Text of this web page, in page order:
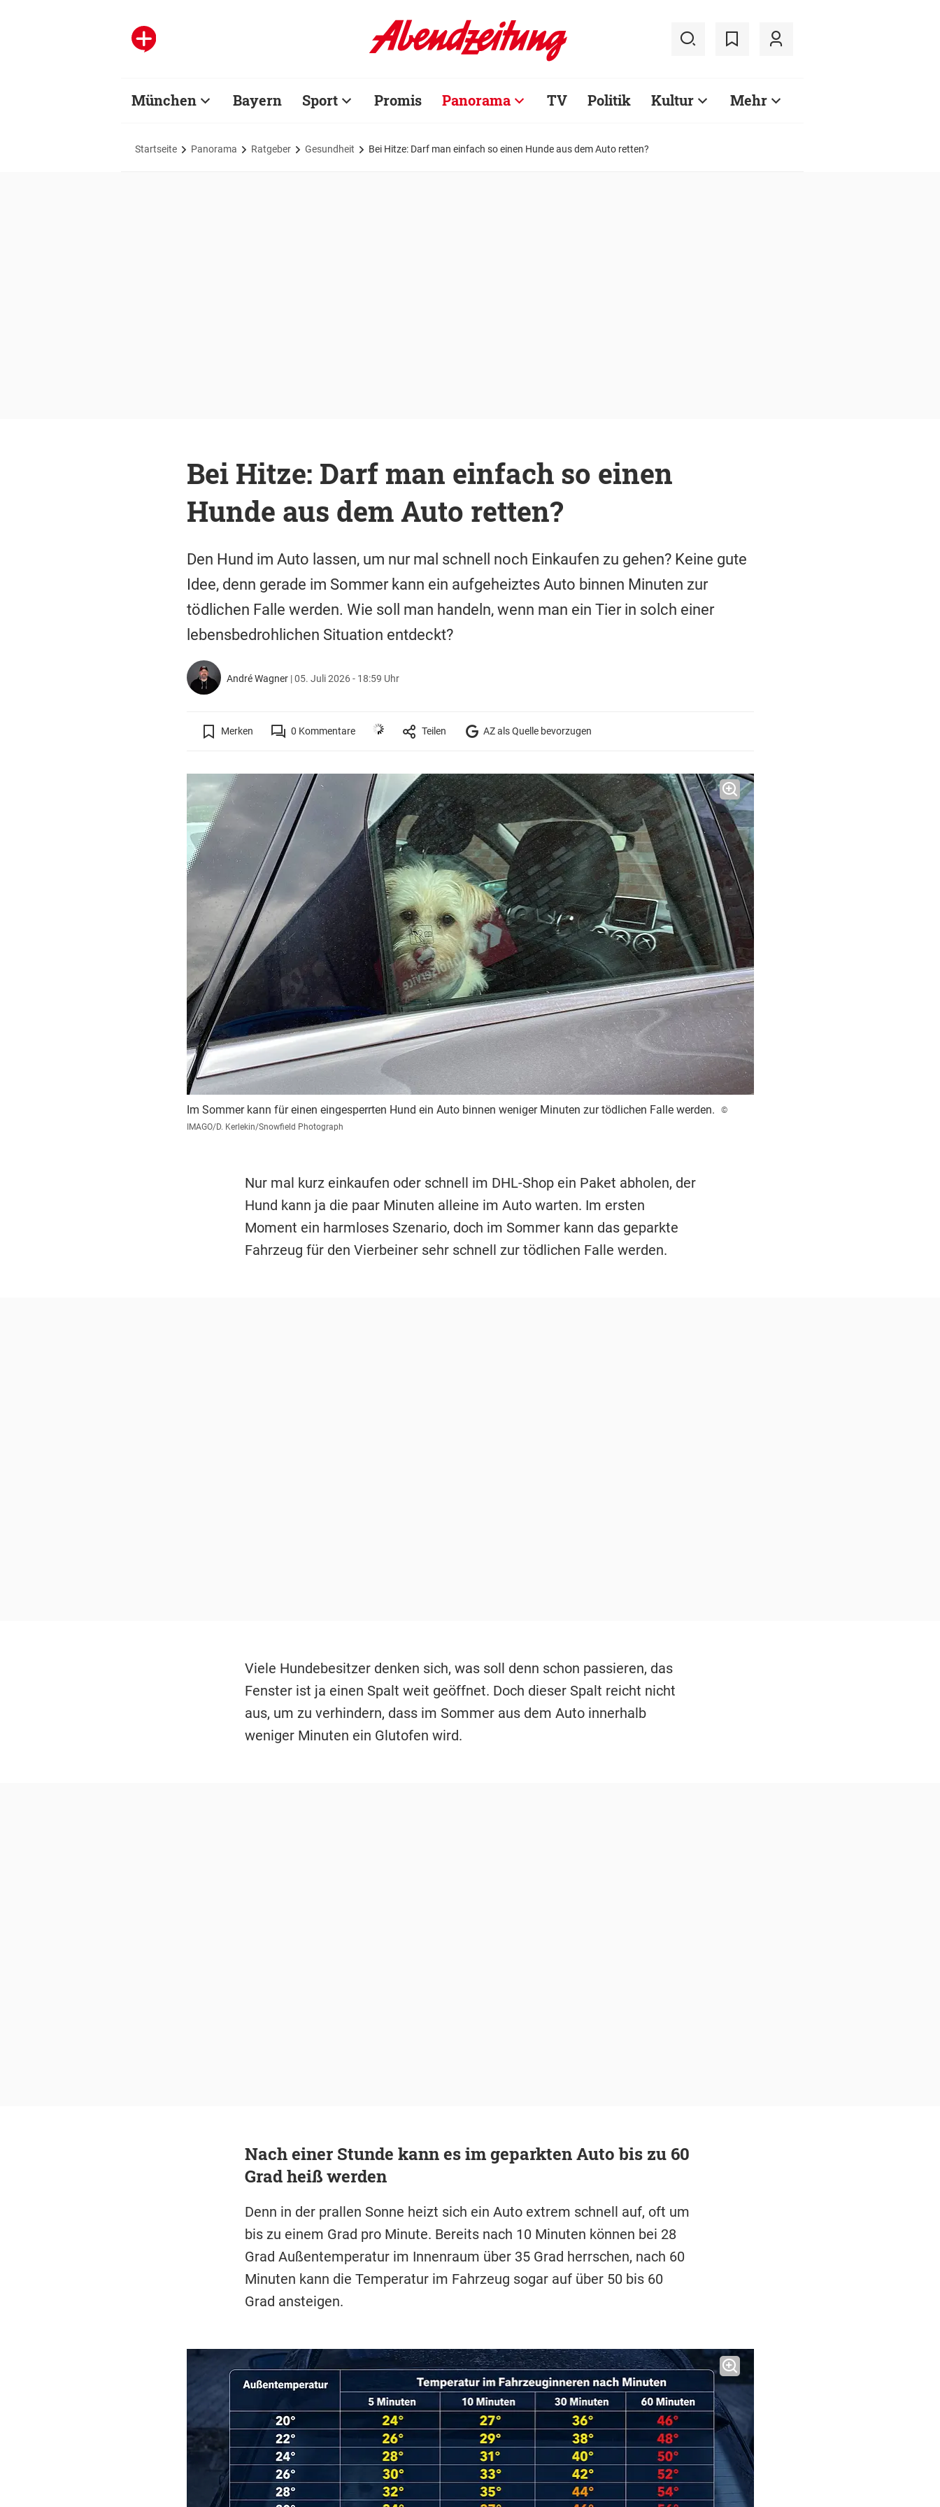
München Bayern Sport Promis Panorama TV Politik Kultur Mehr
Startseite Panorama Ratgeber Gesundheit Bei Hitze: Darf man einfach so einen Hunde aus dem Auto retten?
Bei Hitze: Darf man einfach so einen
Hunde aus dem Auto retten?
Den Hund im Auto lassen, um nur mal schnell noch Einkaufen zu gehen? Keine gute
Idee, denn gerade im Sommer kann ein aufgeheiztes Auto binnen Minuten zur
tödlichen Falle werden. Wie soll man handeln, wenn man ein Tier in solch einer
lebensbedrohlichen Situation entdeckt?
André Wagner |05. Juli 2026 - 18:59 Uhr
Merken 0 Kommentare Teilen AZ als Quelle bevorzugen
Im Sommer kann für einen eingesperrten Hund ein Auto binnen weniger Minuten zur tödlichen Falle werden.
©
IMAGO/D. Kerlekin/Snowfield Photograph
Nur mal kurz einkaufen oder schnell im DHL-Shop ein Paket abholen, der
Hund kann ja die paar Minuten alleine im Auto warten. Im ersten
Moment ein harmloses Szenario, doch im Sommer kann das geparkte
Fahrzeug für den Vierbeiner sehr schnell zur tödlichen Falle werden.
Viele Hundebesitzer denken sich, was soll denn schon passieren, das
Fenster ist ja einen Spalt weit geöffnet. Doch dieser Spalt reicht nicht
aus, um zu verhindern, dass im Sommer aus dem Auto innerhalb
weniger Minuten ein Glutofen wird.
Nach einer Stunde kann es im geparkten Auto bis zu 60
Grad heiß werden
Denn in der prallen Sonne heizt sich ein Auto extrem schnell auf, oft um
bis zu einem Grad pro Minute. Bereits nach 10 Minuten können bei 28
Grad Außentemperatur im Innenraum über 35 Grad herrschen, nach 60
Minuten kann die Temperatur im Fahrzeug sogar auf über 50 bis 60
Grad ansteigen.